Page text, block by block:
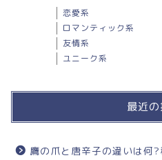
恋愛系
ロマンティック系
友情系
ユニーク系
最近
鷹の爪と唐辛子の違いは何